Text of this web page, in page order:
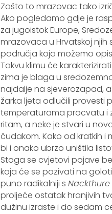
Zašto to mrazovac tako
Ako pogledamo gdje je
za jugoistok Europe,
mrazovaca u Hrvatskoj njih
područja koja možemo
Takvu klimu će
zima je blaga u
najdalje na sjeverozapad,
žarka ljeta odlučili provesti
temperaturama procvatu i
ritam, a neke je stvari u
čudakom. Kako od kratkih
bi i onako ubrzo uništila
Stoga se cvjetovi pojave
koja će se pozivati na
puno radikalniji s Nackthure
proljeće ostatak hranjivih
dužinu izraste i do sedam